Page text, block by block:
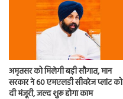
अमृतसर को मिलेगी बड़ी सौगात, मान
सरकार ने 60 एमएलडी सीवरेज प्लांट को
दी मंजूरी, जल्द शुरू होगा काम